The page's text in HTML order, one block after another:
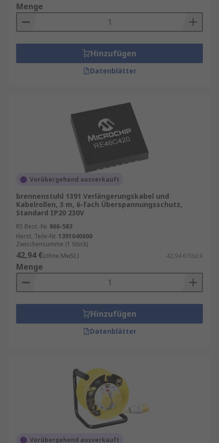
Menge
Hinzufügen
Datenblätter
Vorübergehend ausverkauft
brennenstuhl 1391 Verlängerungskabel und
Kabelrollen, 3 m, 6-fach Überspannungsschutz,
Standard IP20 230V
RS Best.-Nr. 866-583
Herst. Teile-Nr. 1391040600
Zwischensumme (1 Stück)
42,94 €(ohne MwSt.) 42,94 €/Stück
Menge
Hinzufügen
Datenblätter
Vorübergehend ausverkauft